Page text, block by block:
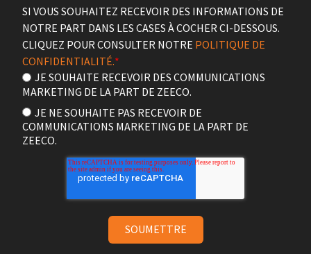
SI VOUS SOUHAITEZ RECEVOIR DES INFORMATIONS DE
NOTRE PART DANS LES CASES À COCHER CI-DESSOUS.
CLIQUEZ POUR CONSULTER NOTRE POLITIQUE DE
CONFIDENTIALITÉ.*
JE SOUHAITE RECEVOIR DES COMMUNICATIONS
MARKETING DE LA PART DE ZEECO.
JE NE SOUHAITE PAS RECEVOIR DE
COMMUNICATIONS MARKETING DE LA PART DE
ZEECO.